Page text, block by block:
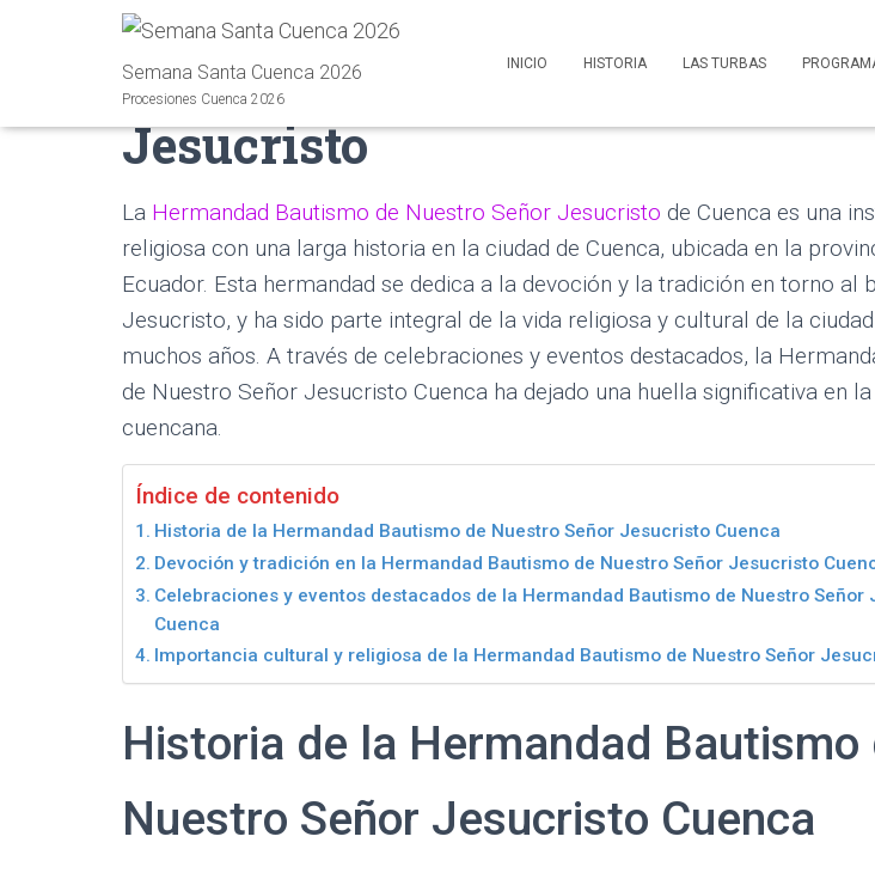
Semana Santa Cuenca 2026
Procesiones Cuenca 2026
INICIO HISTORIA LAS TURBAS
Bautismo de Nuestro Señor
Jesucristo
La Hermandad Bautismo de Nuestro Señor Jesucristo de Cuenca es una
religiosa con una larga historia en la ciudad de Cuenca, ubicada en la
Ecuador. Esta hermandad se dedica a la devoción y la tradición en torno al
Jesucristo, y ha sido parte integral de la vida religiosa y cultural de la
muchos años. A través de celebraciones y eventos destacados, la
de Nuestro Señor Jesucristo Cuenca ha dejado una huella significativa en
cuencana.
Índice de contenido
Historia de la Hermandad Bautismo de Nuestro Señor Jesucristo Cuenca
Devoción y tradición en la Hermandad Bautismo de Nuestro Señor Jesucristo
Celebraciones y eventos destacados de la Hermandad Bautismo de Nuestro Señor
Cuenca
Importancia cultural y religiosa de la Hermandad Bautismo de Nuestro Señor
Historia de la Hermandad Bautismo
Nuestro Señor Jesucristo Cuenca